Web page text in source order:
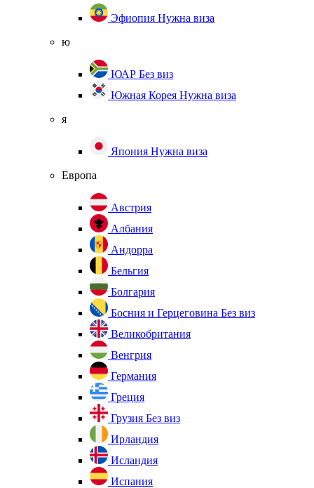
Эфиопия Нужна виза
ю
ЮАР Без виз
Южная Корея Нужна виза
я
Япония Нужна виза
Европа
Австрия
Албания
Андорра
Бельгия
Болгария
Босния и Герцеговина Без виз
Великобритания
Венгрия
Германия
Греция
Грузия Без виз
Ирландия
Исландия
Испания